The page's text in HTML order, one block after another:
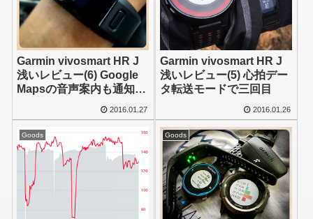
Garmin vivosmart HR J
浅いレビュー(6) Google
Mapsの音声案内も通知さ
2016.01.27
Garmin vivosmart HR J
浅いレビュー(5) 心拍デー
タ転送モードで三回目
2016.01.26
Goods Goods